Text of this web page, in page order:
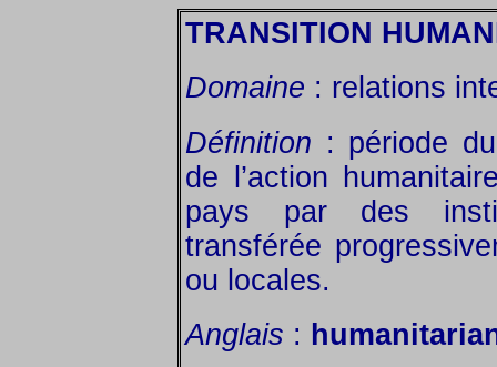
TRANSITION
Domaine : relations
Définition : période
de l’action
pays par des
transférée
ou locales.
Anglais :